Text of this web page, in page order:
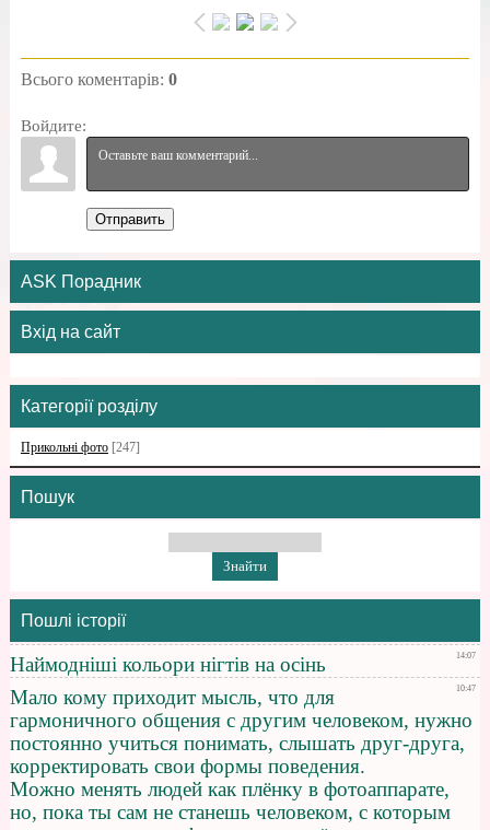
Всього коментарів: 0
Войдите:
Отправить
ASK Порадник
Вхід на сайт
Категорії розділу
Прикольні фото [247]
Пошук
Пошлі історії